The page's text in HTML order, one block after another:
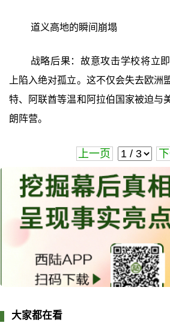
道义高地的瞬间崩塌
战略后果：故意攻击学校将立
上陷入绝对孤立。这不仅会失去欧洲
特、阿联酋等温和阿拉伯国家被迫与
朗阵营。
上一页
大家都在看